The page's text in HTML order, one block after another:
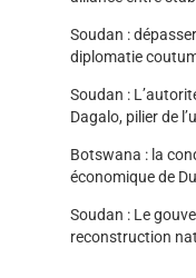
Soudan :
diplomatie
Soudan :
Dagalo, pilier de
Botswana : la
économique de
Soudan : Le
reconstruction